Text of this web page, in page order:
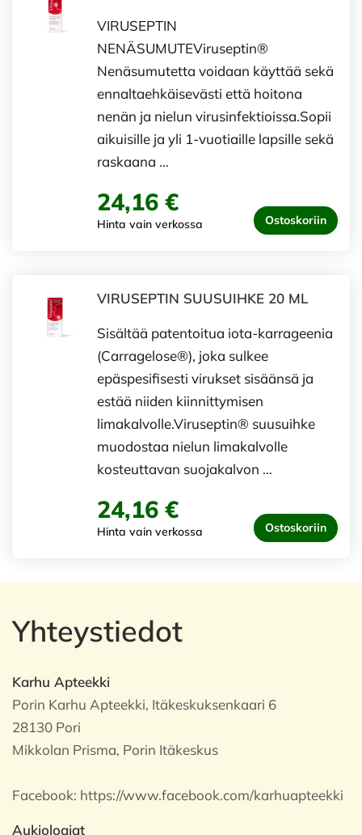
VIRUSEPTIN
NENÄSUMUTEViruseptin®
Nenäsumutetta voidaan käyttää sekä
ennaltaehkäisevästi että hoitona
nenän ja nielun virusinfektioissa.Sopii
aikuisille ja yli 1-vuotiaille lapsille sekä
raskaana …
24,16 €
Hinta vain verkossa Ostoskoriin
VIRUSEPTIN SUUSUIHKE 20 ML
Sisältää patentoitua iota-karrageenia
(Carragelose®), joka sulkee
epäspesifisesti virukset sisäänsä ja
estää niiden kiinnittymisen
limakalvolle.Viruseptin® suusuihke
muodostaa nielun limakalvolle
kosteuttavan suojakalvon …
24,16 €
Hinta vain verkossa Ostoskoriin
Yhteystiedot
Karhu Apteekki
Porin Karhu Apteekki, Itäkeskuksenkaari 6
28130 Pori
Mikkolan Prisma, Porin Itäkeskus
Facebook: https://www.facebook.com/karhuapteekki
Aukioloajat